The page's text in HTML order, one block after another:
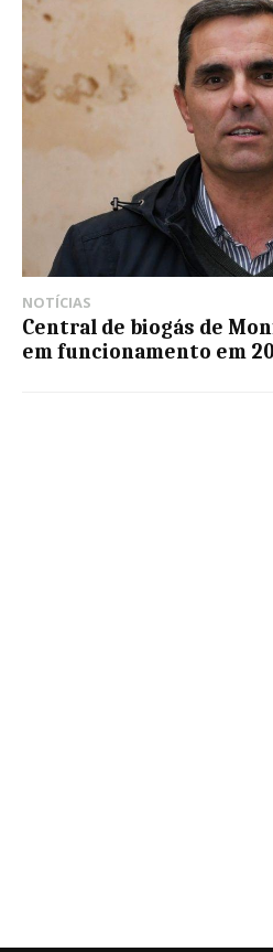
NOTÍCIAS
Central de biogás de
em funcionamento em